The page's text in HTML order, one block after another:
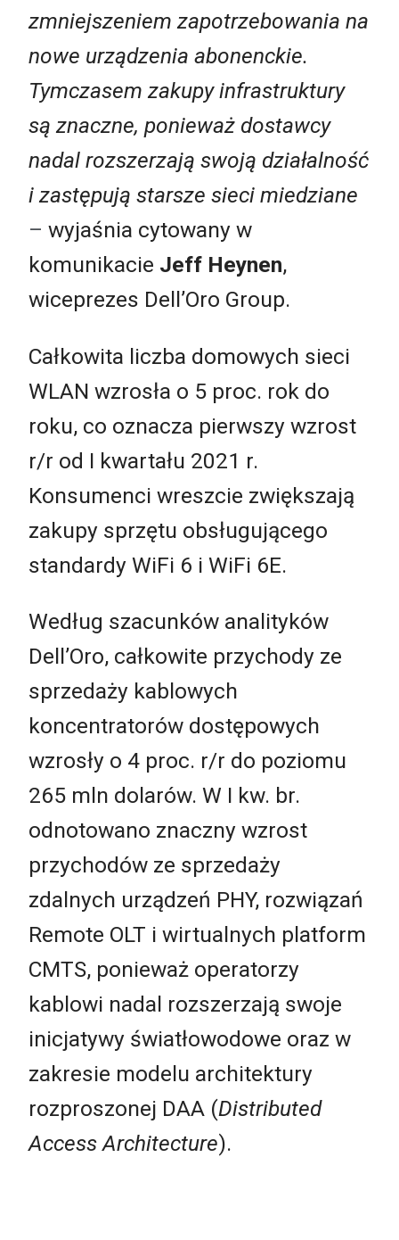
zmniejszeniem zapotrzebowania na
nowe urządzenia abonenckie.
Tymczasem zakupy infrastruktury
są znaczne, ponieważ dostawcy
nadal rozszerzają swoją działalność
i zastępują starsze sieci miedziane
– wyjaśnia cytowany w
komunikacie Jeff Heynen,
wiceprezes Dell’Oro Group.
Całkowita liczba domowych sieci
WLAN wzrosła o 5 proc. rok do
roku, co oznacza pierwszy wzrost
r/r od I kwartału 2021 r.
Konsumenci wreszcie zwiększają
zakupy sprzętu obsługującego
standardy WiFi 6 i WiFi 6E.
Według szacunków analityków
Dell’Oro, całkowite przychody ze
sprzedaży kablowych
koncentratorów dostępowych
wzrosły o 4 proc. r/r do poziomu
265 mln dolarów. W I kw. br.
odnotowano znaczny wzrost
przychodów ze sprzedaży
zdalnych urządzeń PHY, rozwiązań
Remote OLT i wirtualnych platform
CMTS, ponieważ operatorzy
kablowi nadal rozszerzają swoje
inicjatywy światłowodowe oraz w
zakresie modelu architektury
rozproszonej DAA (Distributed
Access Architecture).